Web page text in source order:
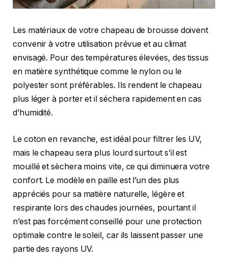
Les matériaux de votre chapeau de brousse doivent
convenir à votre utilisation prévue et au climat
envisagé. Pour des températures élevées, des tissus
en matière synthétique comme le nylon ou le
polyester sont préférables. Ils rendent le chapeau
plus léger à porter et il séchera rapidement en cas
d’humidité.
Le coton en revanche, est idéal pour filtrer les UV,
mais le chapeau sera plus lourd surtout s’il est
mouillé et sèchera moins vite, ce qui diminuera votre
confort. Le modèle en paille est l’un des plus
appréciés pour sa matière naturelle, légère et
respirante lors des chaudes journées, pourtant il
n’est pas forcément conseillé pour une protection
optimale contre le soleil, car ils laissent passer une
partie des rayons UV.